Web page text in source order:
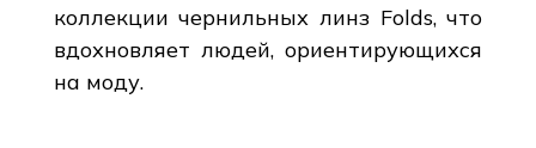
коллекции чернильных линз Folds, что
вдохновляет людей, ориентирующихся
на моду.